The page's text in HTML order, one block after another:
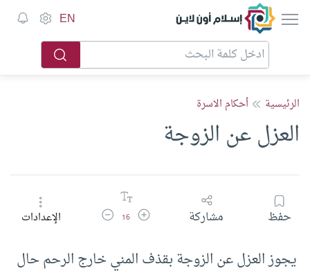
إسلام أون لاين EN
الرئيسية أحكام الاسرة
العزل عن الزوجة
حفظ مشاركة زيادة حجم الخط
16 تقليل حجم الخطالإعدادات
يجوز العزل عن الزوجة بقذف المني خارج الرحم حال